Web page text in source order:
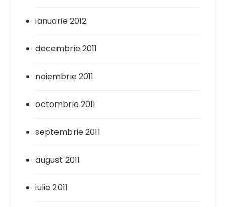
ianuarie 2012
decembrie 2011
noiembrie 2011
octombrie 2011
septembrie 2011
august 2011
iulie 2011